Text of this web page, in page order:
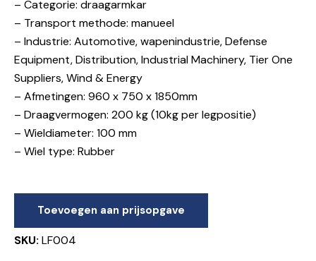
– Categorie: draagarmkar
– Transport methode: manueel
– Industrie: Automotive, wapenindustrie, Defense
Equipment, Distribution, Industrial Machinery, Tier One
Suppliers, Wind & Energy
– Afmetingen: 960 x 750 x 1850mm
– Draagvermogen: 200 kg (10kg per legpositie)
– Wieldiameter: 100 mm
– Wiel type: Rubber
Toevoegen aan prijsopgave
SKU: LF004